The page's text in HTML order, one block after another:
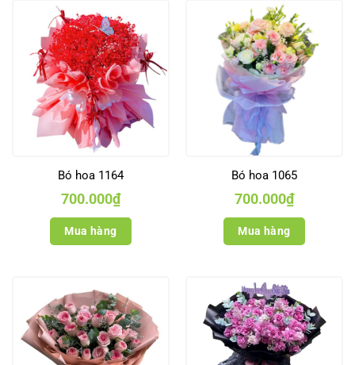
Bó hoa 1164
700.000₫
Mua hàng
Bó hoa 1065
700.000₫
Mua hàng